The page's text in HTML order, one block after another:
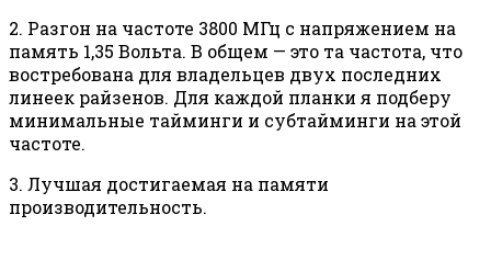
2. Разгон на частоте 3800 МГц с напряжением на
память 1,35 Вольта. В общем — это та частота, что
востребована для владельцев двух последних
линеек райзенов. Для каждой планки я подберу
минимальные тайминги и субтайминги на этой
частоте.
3. Лучшая достигаемая на памяти
производительность.